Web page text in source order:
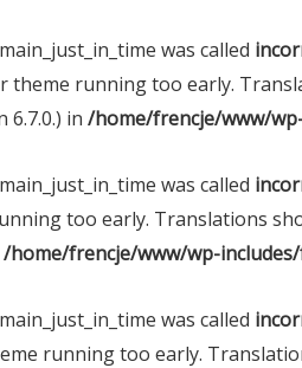
was called
theme running too early.
6.7.0.) in /home/frencje/www/
was called
too early. Translations
/home/frencje/www/wp-
was called
running too early.